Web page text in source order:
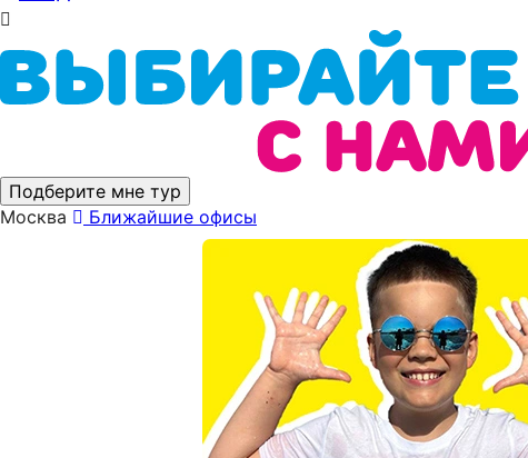
Подберите мне тур
Москва
Ближайшие офисы